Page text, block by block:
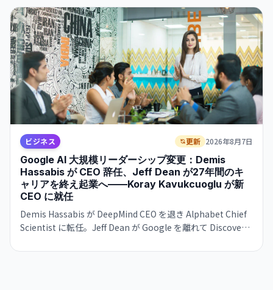
ビジネス 更新 2026年8月7日
Google AI 大規模リーダーシップ変更：Demis
Hassabis が CEO 辞任、Jeff Dean が27年間のキ
ャリアを終え起業へ——Koray Kavukcuoglu が新
CEO に就任
Demis Hassabis が DeepMind CEO を退き Alphabet Chief
Scientist に転任。Jeff Dean が Google を離れて Discovery
人材の同時流出が進む。